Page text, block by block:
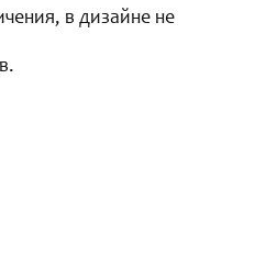
в дизайне не